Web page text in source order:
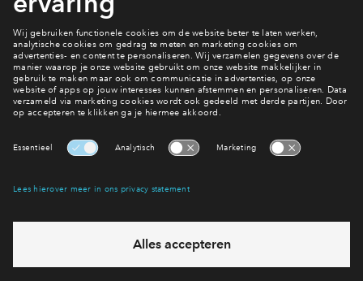
Actueel woningaanbod
Interesse? Meld je dan snel aan
eventuele projecten
Ja, ik wil mij aanmelden